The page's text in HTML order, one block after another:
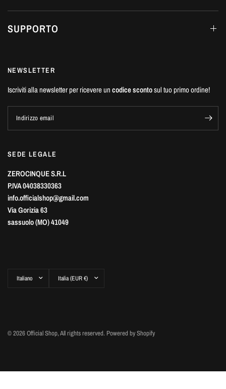
SUPPORTO
NEWSLETTER
Iscriviti alla newsletter per ricevere uncodice scontosul tuo primo ordine!
Indirizzo email
SEDE LEGALE
ZEROCINQUE S.R.L
P.IVA 04038330363
info.officialshop@gmail.com
Via Gorizia 63
sassuolo (MO) 41049
paese/area
paese/area
© 2026 Official Shop, All rights reserved. Powered by Shopify